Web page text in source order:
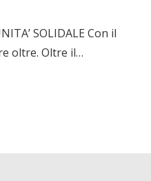
SOLIDALE Con il
oltre. Oltre il…